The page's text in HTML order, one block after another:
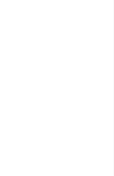
ai